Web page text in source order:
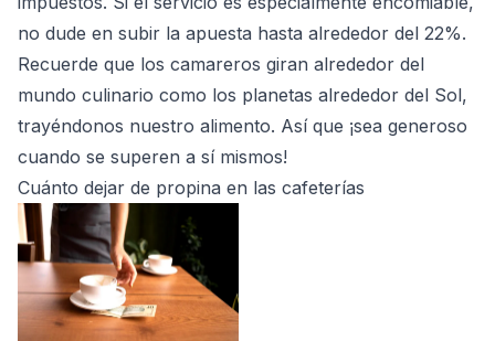
no dude en subir la apuesta hasta alrededor del 22%.
Recuerde que los camareros giran alrededor del
mundo culinario como los planetas alrededor del Sol,
trayéndonos nuestro alimento. Así que ¡sea generoso
cuando se superen a sí mismos!
Cuánto dejar de propina en las cafeterías